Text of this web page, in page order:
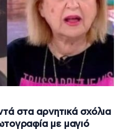
στα αρνητικά σχόλια
με μαγιό